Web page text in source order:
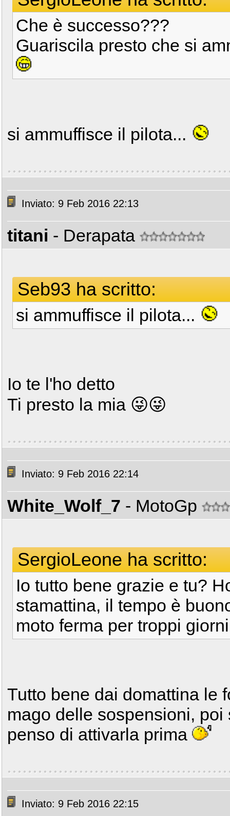
Che è successo???
Guariscila presto che si
si ammuffisce il pilota...
Inviato: 9 Feb 2016 22:13
titani - Derapata
Seb93 ha scritto:
si ammuffisce il pilota...
Io te l'ho detto
Ti presto la mia 😜😜
Inviato: 9 Feb 2016 22:14
White_Wolf_7 - MotoGp
SergioLeone ha scritto:
Io tutto bene grazie e tu?
stamattina, il tempo è
moto ferma per troppi giorni
Tutto bene dai domattina le
mago delle sospensioni, poi
penso di attivarla prima
Inviato: 9 Feb 2016 22:15